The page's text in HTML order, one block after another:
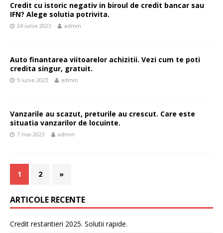
Credit cu istoric negativ in biroul de credit bancar sau
IFN? Alege solutia potrivita.
24 iunie 2023 admin
Auto finantarea viitoarelor achizitii. Vezi cum te poti
credita singur, gratuit.
5 iunie 2023 admin
Vanzarile au scazut, preturile au crescut. Care este
situatia vanzarilor de locuinte.
7 mai 2023 admin
1 2 »
ARTICOLE RECENTE
Credit restantieri 2025. Solutii rapide.